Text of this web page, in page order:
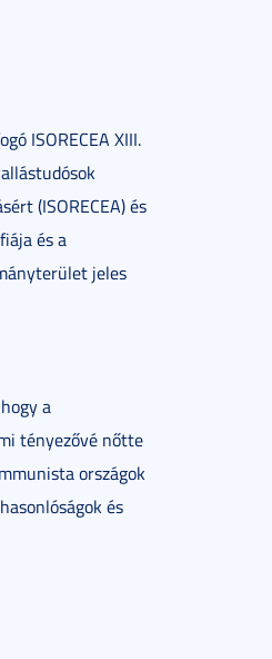
ISORECEA XIII.
(ISORECEA) és
és a
jeles
a
tényezővé nőtte
országok
és